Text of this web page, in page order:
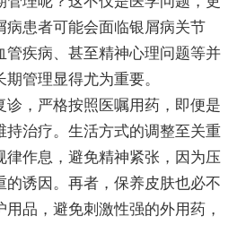
病患者可能会面临银屑病关节
管疾病、甚至精神心理问题等并
管理显得尤为重要。
诊，严格按照医嘱用药，即便是
持治疗。生活方式的调整至关重
律作息，避免精神紧张，因为压
的诱因。再者，保养皮肤也必不
品，避免刺激性强的外用药，